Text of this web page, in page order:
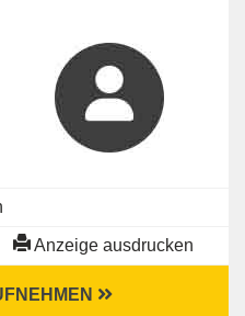
Anzeige ausdrucken